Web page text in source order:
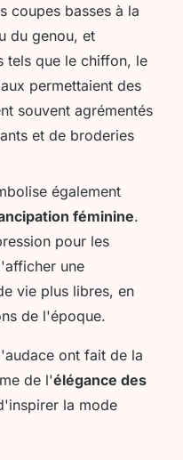
coupes basses à la
du genou, et
tels que le chiffon, le
permettaient des
souvent agrémentés
et de broderies
également
féminine.
pour les
une
vie plus libres, en
de l'époque.
ont fait de la
de l'élégance des
la mode